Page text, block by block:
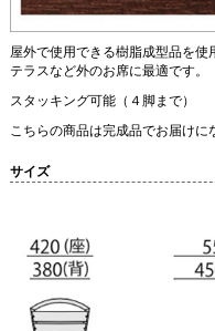
屋外で使用できる樹脂成型品を使
テラスなど外のお席に最適です。
スタッキング可能（４脚まで）
こちらの商品は完成品でお届けに
サイズ